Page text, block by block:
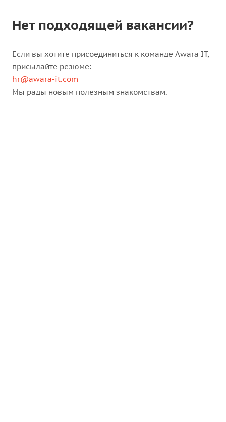
Нет подходящей вакансии?
Если вы хотите присоединиться к команде Awara IT,
присылайте резюме:
hr@awara-it.com
Мы рады новым полезным знакомствам.